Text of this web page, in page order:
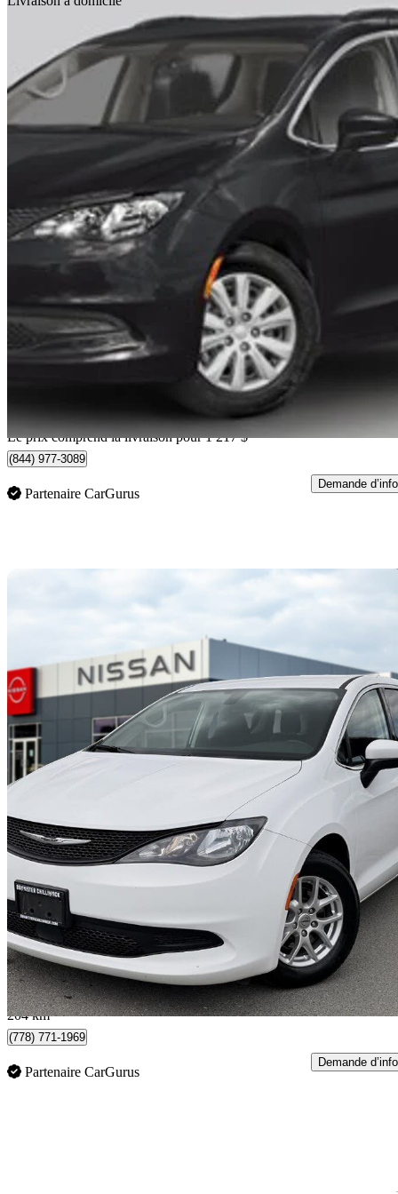
2025 Chrysler Grand Caravan
SXT FWD3 835 km
43 117 $
Livraison à domicile de Nanaimo, BC
Le prix comprend la livraison pour 1 217 $
(844) 977-3089
Partenaire CarGurus
Demande d’info
2022 Chrysler Grand Caravan
SXT FWD
27 697 $ Bonne
486 $/mois env.
Chilliwack, BC
204 km
(778) 771-1969
Partenaire CarGurus
Demande d’info